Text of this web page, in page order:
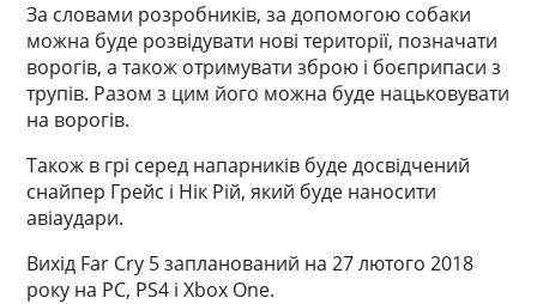
За словами розробників, за допомогою собаки
можна буде розвідувати нові території, позначати
ворогів, а також отримувати зброю і боєприпаси з
трупів. Разом з цим його можна буде нацьковувати
на ворогів.
Також в грі серед напарників буде досвідчений
снайпер Грейс і Нік Рій, який буде наносити
авіаудари.
Вихід Far Cry 5 запланований на 27 лютого 2018
року на PC, PS4 і Xbox One.